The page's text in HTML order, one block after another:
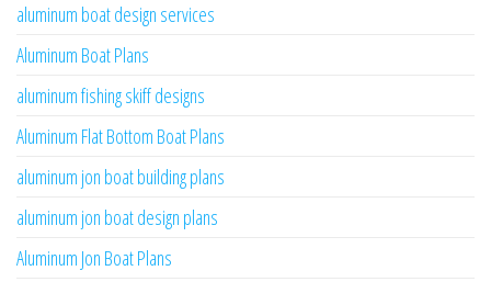
aluminum boat design services
Aluminum Boat Plans
aluminum fishing skiff designs
Aluminum Flat Bottom Boat Plans
aluminum jon boat building plans
aluminum jon boat design plans
Aluminum Jon Boat Plans